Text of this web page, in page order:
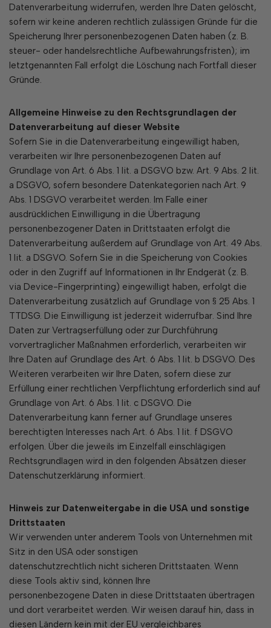
Datenverarbeitung widerrufen, werden Ihre Daten gelöscht,
sofern wir keine anderen rechtlich zulässigen Gründe für die
Speicherung Ihrer personenbezogenen Daten haben (z. B.
steuer- oder handelsrechtliche Aufbewahrungsfristen); im
letztgenannten Fall erfolgt die Löschung nach Fortfall dieser
Gründe.
Allgemeine Hinweise zu den Rechtsgrundlagen der
Datenverarbeitung auf dieser Website
Sofern Sie in die Datenverarbeitung eingewilligt haben,
verarbeiten wir Ihre personenbezogenen Daten auf
Grundlage von Art. 6 Abs. 1 lit. a DSGVO bzw. Art. 9 Abs. 2 lit.
a DSGVO, sofern besondere Datenkategorien nach Art. 9
Abs. 1 DSGVO verarbeitet werden. Im Falle einer
ausdrücklichen Einwilligung in die Übertragung
personenbezogener Daten in Drittstaaten erfolgt die
Datenverarbeitung außerdem auf Grundlage von Art. 49 Abs.
1 lit. a DSGVO. Sofern Sie in die Speicherung von Cookies
oder in den Zugriff auf Informationen in Ihr Endgerät (z. B.
via Device-Fingerprinting) eingewilligt haben, erfolgt die
Datenverarbeitung zusätzlich auf Grundlage von § 25 Abs. 1
TTDSG. Die Einwilligung ist jederzeit widerrufbar. Sind Ihre
Daten zur Vertragserfüllung oder zur Durchführung
vorvertraglicher Maßnahmen erforderlich, verarbeiten wir
Ihre Daten auf Grundlage des Art. 6 Abs. 1 lit. b DSGVO. Des
Weiteren verarbeiten wir Ihre Daten, sofern diese zur
Erfüllung einer rechtlichen Verpflichtung erforderlich sind auf
Grundlage von Art. 6 Abs. 1 lit. c DSGVO. Die
Datenverarbeitung kann ferner auf Grundlage unseres
berechtigten Interesses nach Art. 6 Abs. 1 lit. f DSGVO
erfolgen. Über die jeweils im Einzelfall einschlägigen
Rechtsgrundlagen wird in den folgenden Absätzen dieser
Datenschutzerklärung informiert.
Hinweis zur Datenweitergabe in die USA und sonstige
Drittstaaten
Wir verwenden unter anderem Tools von Unternehmen mit
Sitz in den USA oder sonstigen
datenschutzrechtlich nicht sicheren Drittstaaten. Wenn
diese Tools aktiv sind, können Ihre
personenbezogene Daten in diese Drittstaaten übertragen
und dort verarbeitet werden. Wir weisen darauf hin, dass in
diesen Ländern kein mit der EU vergleichbares